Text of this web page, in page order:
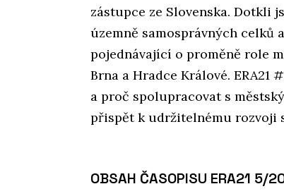
zástupce ze Slovenska. Dotkli
územně samosprávných
pojednávající o proměně role
Brna a Hradce Králové.
a proč spolupracovat s
přispět k udržitelnému rozvoji
OBSAH ČASOPISU ERA21 5/